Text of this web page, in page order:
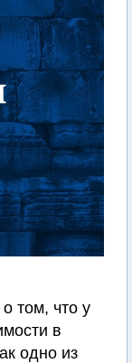
том, что у
в
одно из